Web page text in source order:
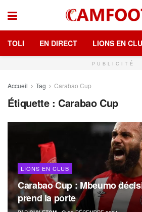
TOLI EN DIRECT LIONS EN
PUBLICITÉ
Accueil Tag Carabao Cup
Étiquette : Carabao Cup
LIONS EN CLUB
Carabao Cup : Mbeumo
prend la porte